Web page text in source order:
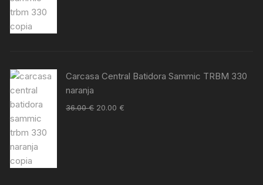
Carcasa Central Batidora Sammic TRBM 330
naranja
36.00€ 20.00 €